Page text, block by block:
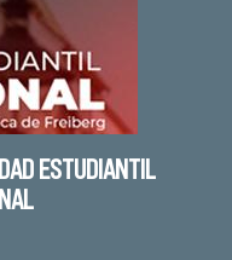
ESTUDIANTIL